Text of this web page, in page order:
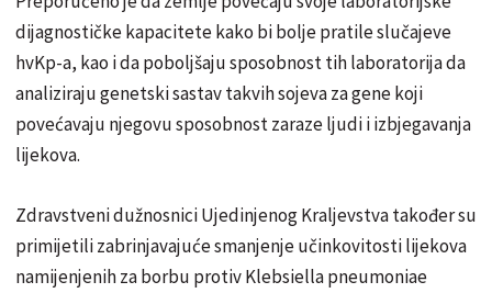
dijagnostičke kapacitete kako bi bolje pratile slučajeve
hvKp-a, kao i da poboljšaju sposobnost tih laboratorija da
analiziraju genetski sastav takvih sojeva za gene koji
povećavaju njegovu sposobnost zaraze ljudi i izbjegavanja
lijekova.
Zdravstveni dužnosnici Ujedinjenog Kraljevstva također su
primijetili zabrinjavajuće smanjenje učinkovitosti lijekova
namijenjenih za borbu protiv Klebsiella pneumoniae